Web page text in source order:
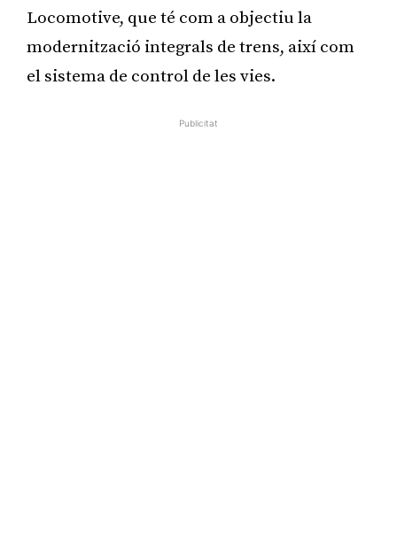
Locomotive, que té com a objectiu la
modernització integrals de trens, així com
el sistema de control de les vies.
Publicitat